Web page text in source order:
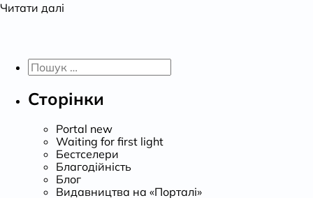
Читати далі
Пошук:
Сторінки
Portal new
Waiting for first light
Бестселери
Благодійність
Блог
Видавництва на «Порталі»